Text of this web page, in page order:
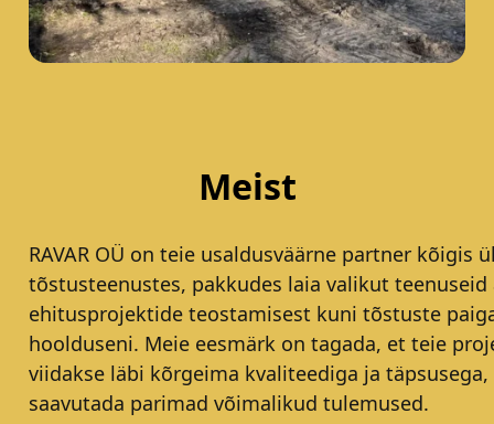
Meist
RAVAR OÜ on teie usaldusväärne partner kõigis
tõstusteenustes, pakkudes laia valikut teenuseid
ehitusprojektide teostamisest kuni tõstuste
hoolduseni. Meie eesmärk on tagada, et teie
viidakse läbi kõrgeima kvaliteediga ja täpsusega,
saavutada parimad võimalikud tulemused.